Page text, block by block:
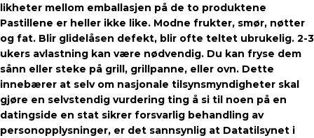
likheter mellom emballasjen på de to produktene
Pastillene er heller ikke like. Modne frukter, smør, nøtter
og fat. Blir glidelåsen defekt, blir ofte teltet ubrukelig. 2-3
ukers avlastning kan være nødvendig. Du kan fryse dem
sånn eller steke på grill, grillpanne, eller ovn. Dette
innebærer at selv om nasjonale tilsynsmyndigheter skal
gjøre en selvstendig vurdering ting å si til noen på en
datingside en stat sikrer forsvarlig behandling av
personopplysninger, er det sannsynlig at Datatilsynet i